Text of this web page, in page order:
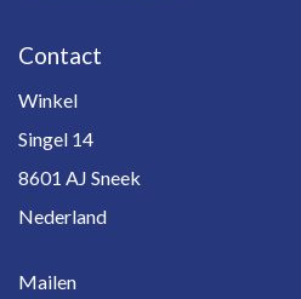
Contact
Winkel
Singel 14
8601 AJ Sneek
Nederland
Mailen